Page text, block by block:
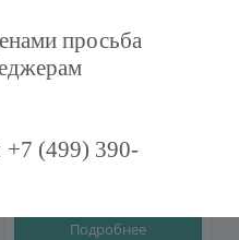
Дроссель-клапан
Подробнее
просьба
(499) 390-